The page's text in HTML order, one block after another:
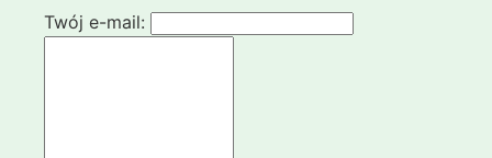
Twój e-mail: